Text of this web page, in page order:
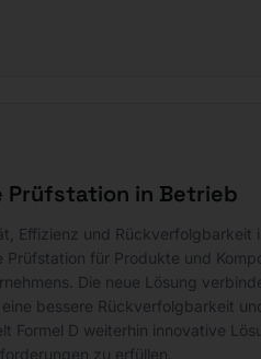
Prüfstation in Betrieb
Effizienz und Rückverfolgbarkeit
für Produkte und
Die neue Lösung
bessere Rückverfolgbarkeit
D weiterhin innovative
zu erfüllen.